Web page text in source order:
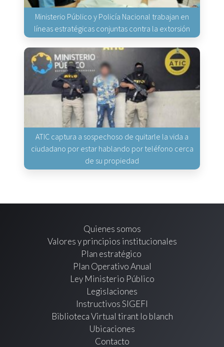
Ministerio Público y Policía Nacional trabajan en
líneas estratégicas conjuntas contra la extorsión
ATIC captura a sospechoso de quitarle la vida a
ciudadano por estar hablando por teléfono cerca
de su propiedad
Quienes somos
Valores y principios institucionales
Plan estratégico
Plan Operativo Anual
Ley Ministerio Público
Legislaciones
Instructivos SIGEFI
Biblioteca Virtual tirant lo blanch
Ubicaciones
Contacto